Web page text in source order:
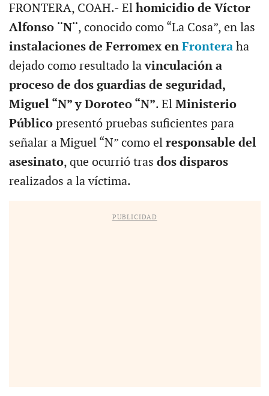
FRONTERA, COAH.- El homicidio de Víctor
Alfonso ¨N¨, conocido como “La Cosa”, en las
instalaciones de Ferromex en Fronteraha
dejado como resultado lavinculación a
proceso de dos guardias de seguridad,
Miguel “N” y Doroteo “N”. El Ministerio
Públicopresentó pruebas suficientes para
señalar a Miguel “N” como el responsable del
asesinato, que ocurrió tras dos disparos
realizados a la víctima.
PUBLICIDAD